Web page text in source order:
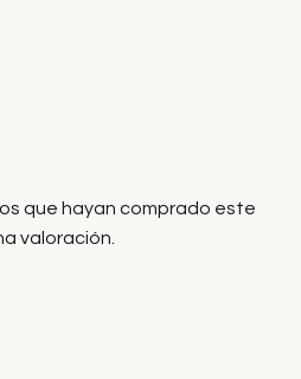
que hayan comprado este
valoración.